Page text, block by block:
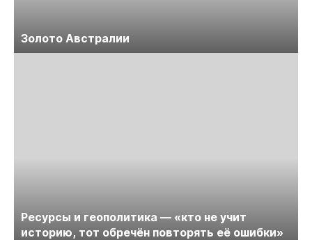
Золото Австралии
Ресурсы и геополитика — «кто не учит
историю, тот обречён повторять её ошибки»